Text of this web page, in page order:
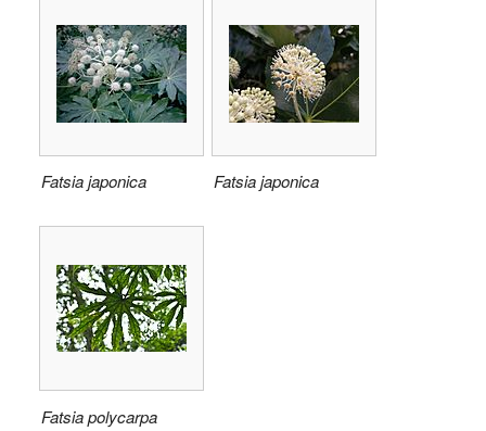
Fatsia japonica Fatsia japonica
Fatsia polycarpa